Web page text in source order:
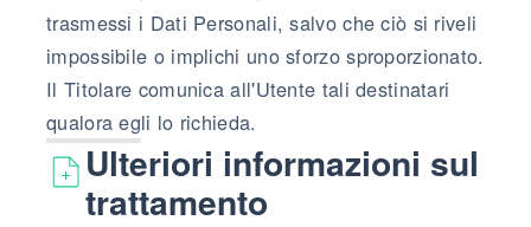
trasmessi i Dati Personali, salvo che ciò si riveli
impossibile o implichi uno sforzo sproporzionato.
Il Titolare comunica all'Utente tali destinatari
qualora egli lo richieda.
Ulteriori informazioni sul
trattamento